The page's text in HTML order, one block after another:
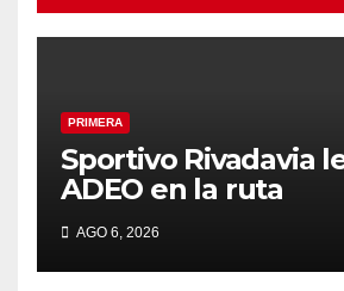
PRIMERA
Sportivo Rivadavia
ADEO en la ruta
AGO 6, 2026